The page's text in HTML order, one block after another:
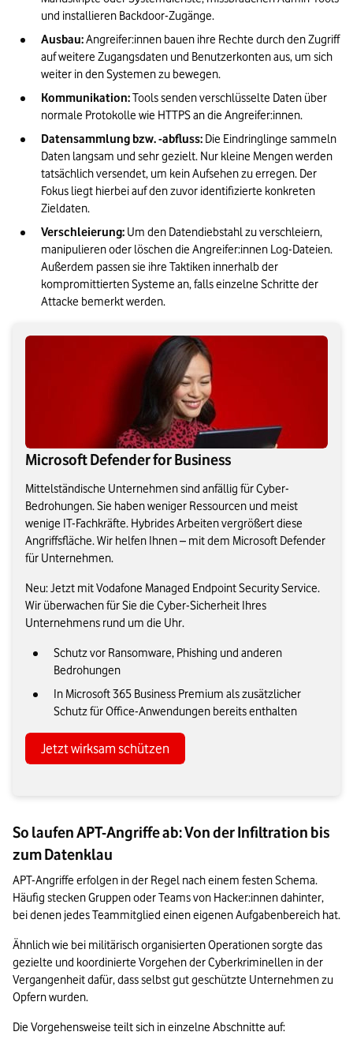
und installieren Backdoor-Zugänge.
Ausbau: Angreifer:innen bauen ihre Rechte durch den Zugriff
auf weitere Zugangsdaten und Benutzerkonten aus, um sich
weiter in den Systemen zu bewegen.
Kommunikation: Tools senden verschlüsselte Daten über
normale Protokolle wie HTTPS an die Angreifer:innen.
Datensammlung bzw. -abfluss: Die Eindringlinge sammeln
Daten langsam und sehr gezielt. Nur kleine Mengen werden
tatsächlich versendet, um kein Aufsehen zu erregen. Der
Fokus liegt hierbei auf den zuvor identifizierte konkreten
Zieldaten.
Verschleierung: Um den Datendiebstahl zu verschleiern,
manipulieren oder löschen die Angreifer:innen Log-Dateien.
Außerdem passen sie ihre Taktiken innerhalb der
kompromittierten Systeme an, falls einzelne Schritte der
Attacke bemerkt werden.
Microsoft Defender for Business
Mittelständische Unternehmen sind anfällig für Cyber-
Bedrohungen. Sie haben weniger Ressourcen und meist
wenige IT-Fachkräfte. Hybrides Arbeiten vergrößert diese
Angriffsfläche. Wir helfen Ihnen – mit dem Microsoft Defender
für Unternehmen.
Neu: Jetzt mit Vodafone Managed Endpoint Security Service.
Wir überwachen für Sie die Cyber-Sicherheit Ihres
Unternehmens rund um die Uhr.
Schutz vor Ransomware, Phishing und anderen
Bedrohungen
In Microsoft 365 Business Premium als zusätzlicher
Schutz für Office-Anwendungen bereits enthalten
Jetzt wirksam schützen
So laufen APT-Angriffe ab: Von der Infiltration bis
zum Datenklau
APT-Angriffe erfolgen in der Regel nach einem festen Schema.
Häufig stecken Gruppen oder Teams von Hacker:innen dahinter,
bei denen jedes Teammitglied einen eigenen Aufgabenbereich hat.
Ähnlich wie bei militärisch organisierten Operationen sorgte das
gezielte und koordinierte Vorgehen der Cyberkriminellen in der
Vergangenheit dafür, dass selbst gut geschützte Unternehmen zu
Opfern wurden.
Die Vorgehensweise teilt sich in einzelne Abschnitte auf: